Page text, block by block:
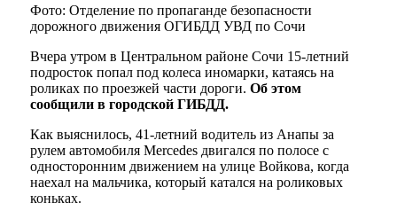
Фото: Отделение по пропаганде безопасности
дорожного движения ОГИБДД УВД по Сочи
Вчера утром в Центральном районе Сочи 15-летний
подросток попал под колеса иномарки, катаясь на
роликах по проезжей части дороги. Об этом
сообщили в городской ГИБДД.
Как выяснилось, 41-летний водитель из Анапы за
рулем автомобиля Mercedes двигался по полосе с
односторонним движением на улице Войкова, когда
наехал на мальчика, который катался на роликовых
коньках.